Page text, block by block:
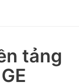
tảng